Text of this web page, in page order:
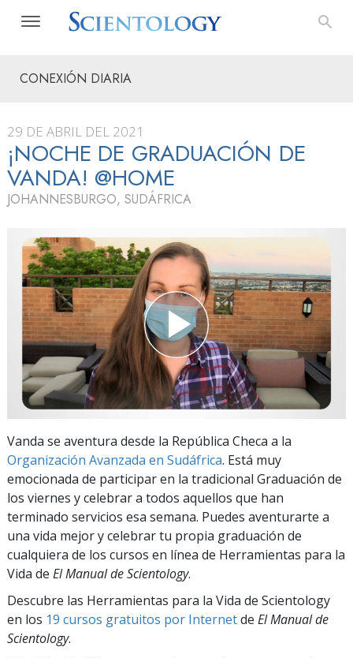
CONEXIÓN DIARIA
29 DE ABRIL DEL 2021
¡NOCHE DE GRADUACIÓN DE
VANDA! @HOME
JOHANNESBURGO, SUDÁFRICA
Vanda se aventura desde la República Checa a la
Organización Avanzada en Sudáfrica. Está muy
emocionada de participar en la tradicional Graduación de
los viernes y celebrar a todos aquellos que han
terminado servicios esa semana. Puedes aventurarte a
una vida mejor y celebrar tu propia graduación de
cualquiera de los cursos en línea de Herramientas para la
Vida de El Manual de Scientology.
Descubre las Herramientas para la Vida de Scientology
en los 19 cursos gratuitos por Internetde El Manual de
Scientology.